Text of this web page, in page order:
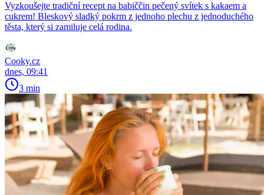
Vyzkoušejte tradiční recept na babiččin pečený svítek s kakaem a
cukrem! Bleskový sladký pokrm z jednoho plechu z jednoduchého
těsta, který si zamiluje celá rodina.
Cooky.cz
dnes, 09:41
3 min